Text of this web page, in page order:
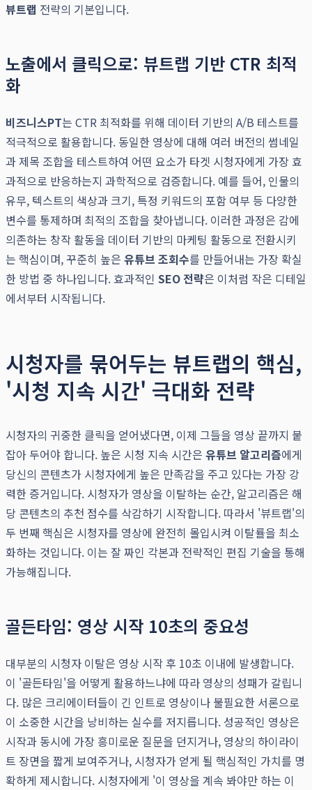
뷰트랩 전략의 기본입니다.
노출에서 클릭으로: 뷰트랩 기반 CTR 최적
화
비즈니스PT는 CTR 최적화를 위해 데이터 기반의 A/B 테스트를
적극적으로 활용합니다. 동일한 영상에 대해 여러 버전의 썸네일
과 제목 조합을 테스트하여 어떤 요소가 타겟 시청자에게 가장 효
과적으로 반응하는지 과학적으로 검증합니다. 예를 들어, 인물의
유무, 텍스트의 색상과 크기, 특정 키워드의 포함 여부 등 다양한
변수를 통제하며 최적의 조합을 찾아냅니다. 이러한 과정은 감에
의존하는 창작 활동을 데이터 기반의 마케팅 활동으로 전환시키
는 핵심이며, 꾸준히 높은 유튜브 조회수를 만들어내는 가장 확실
한 방법 중 하나입니다. 효과적인 SEO 전략은 이처럼 작은 디테일
에서부터 시작됩니다.
시청자를 묶어두는 뷰트랩의 핵심,
'시청 지속 시간' 극대화 전략
시청자의 귀중한 클릭을 얻어냈다면, 이제 그들을 영상 끝까지 붙
잡아 두어야 합니다. 높은 시청 지속 시간은 유튜브 알고리즘에게
당신의 콘텐츠가 시청자에게 높은 만족감을 주고 있다는 가장 강
력한 증거입니다. 시청자가 영상을 이탈하는 순간, 알고리즘은 해
당 콘텐츠의 추천 점수를 삭감하기 시작합니다. 따라서 '뷰트랩'의
두 번째 핵심은 시청자를 영상에 완전히 몰입시켜 이탈률을 최소
화하는 것입니다. 이는 잘 짜인 각본과 전략적인 편집 기술을 통해
가능해집니다.
골든타임: 영상 시작 10초의 중요성
대부분의 시청자 이탈은 영상 시작 후 10초 이내에 발생합니다.
이 '골든타임'을 어떻게 활용하느냐에 따라 영상의 성패가 갈립니
다. 많은 크리에이터들이 긴 인트로 영상이나 불필요한 서론으로
이 소중한 시간을 낭비하는 실수를 저지릅니다. 성공적인 영상은
시작과 동시에 가장 흥미로운 질문을 던지거나, 영상의 하이라이
트 장면을 짧게 보여주거나, 시청자가 얻게 될 핵심적인 가치를 명
확하게 제시합니다. 시청자에게 '이 영상을 계속 봐야만 하는 이